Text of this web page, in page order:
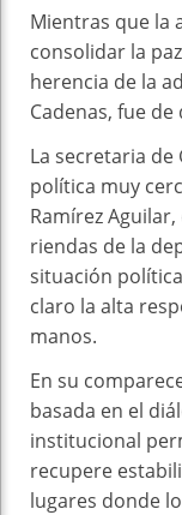
Mientras que la
consolidar la
herencia de la
Cadenas, fue
La secretaria
política muy
Ramírez
riendas de la
situación
claro la alta
manos.
En su
basada en el
institucional
recupere
lugares donde